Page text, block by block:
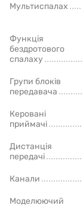
Мультиспалах
Функція
бездротового
спалаху
Групи блоків
передавача
Керовані
приймачі
Дистанція
передачі
Канали
Моделюючий